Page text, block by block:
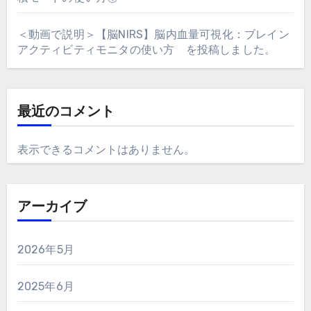
＜動画で説明＞【脳NIRS】脳内血量可視化：ブレイン
アクティビティモニタの使い方 を投稿しました。
最近のコメント
表示できるコメントはありません。
アーカイブ
2026年5月
2025年6月